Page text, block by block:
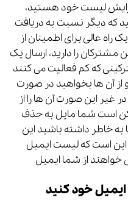
لیست خود هستید،
که دیگر نسبت به دریافت
یک راه عالی برای اطمینان از
مشترکان را دارید، ارسال یک
که کم فعالیت می کنند
و از آن ها بخواهید در صورت
غیر این صورت آن ها را از
است شما مایل به حذف
خاطر داشته باشید این
این است که لیست ایمیل
از شما ایمیل
خود کنید